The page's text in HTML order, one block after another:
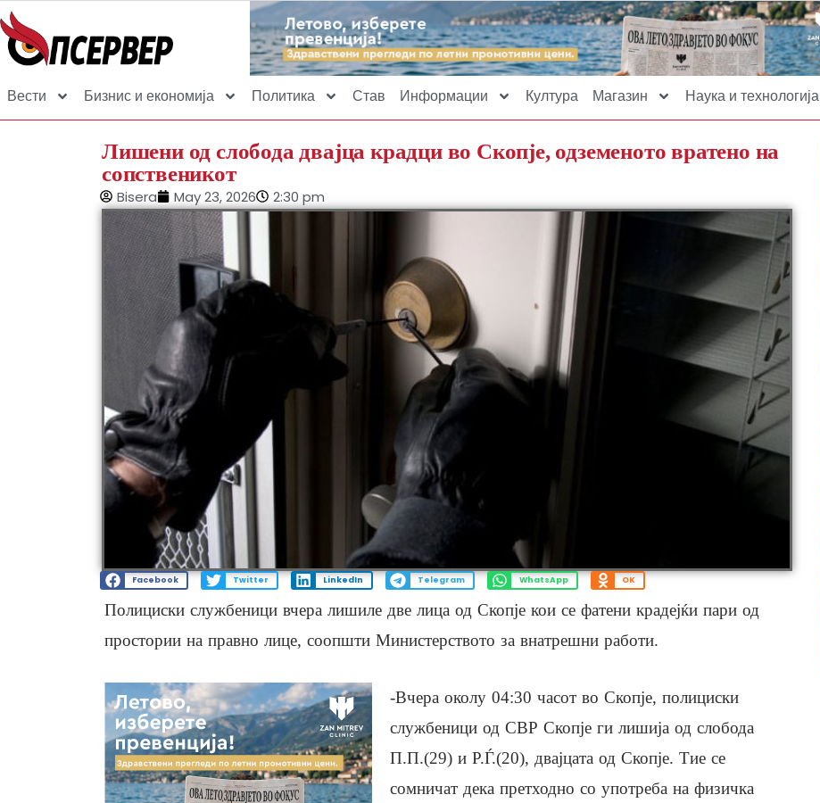
Вести Бизнис и економија Политика Став Информации Култура Магазин Наука и технологија
Лишени од слобода двајца крадци во Скопје, одземеното вратено на
сопственикот
Bisera May 23, 2026 2:30 pm
Facebook Twitter LinkedIn Telegram WhatsApp OK
Полициски службеници вчера лишиле две лица од Скопје кои се фатени крадејќи пари од
простории на правно лице, соопшти Министерството за внатрешни работи.
-Вчера околу 04:30 часот во Скопје, полициски
службеници од СВР Скопје ги лишија од слобода
П.П.(29) и Р.Ѓ.(20), двајцата од Скопје. Тие се
сомничат дека претходно со употреба на физичка